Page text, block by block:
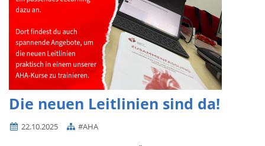
Die neuen Leitlinien sind da!
22.10.2025 #AHA